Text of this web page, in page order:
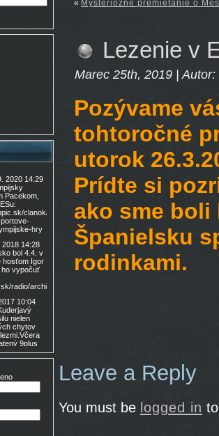
2020 14:29
Pacekom,
clanok/celosvetovy-
hry
2018 14:28
bol 4.4. v
hosťom Igor
ho vypočuť
radio/archiv/11436/902144
10:04
nielen
chytov
9plus
ako Lajoš
nové
90eur
« Mysteriózne premietanie o
Lezenie v
Marec 25th, 2019 | Autor:
Pozývame
tohtoročné
utorok
Prídte si
ako sme boli
Španielsku
rodinkami.
Leave a Reply
You must be logged in